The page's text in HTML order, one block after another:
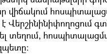
վիճակում
է Վերշինինիփողոցում
տեղում,